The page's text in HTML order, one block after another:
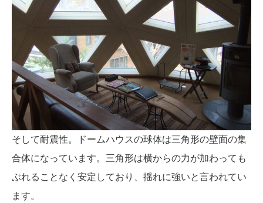
そして耐震性。ドームハウスの球体は三角形の壁面の集
合体になっています。三角形は横からの力が加わっても
ぶれることなく安定しており、揺れに強いと言われてい
ます。